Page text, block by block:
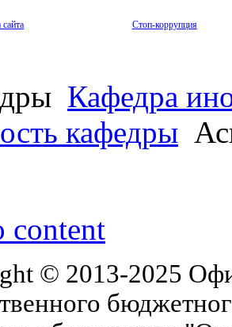
сайта Стоп-коррупция
Кафедра
кафедры
content
© 2013-2025